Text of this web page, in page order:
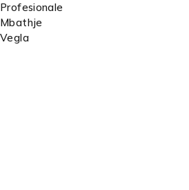
Profesionale
Mbathje
Vegla